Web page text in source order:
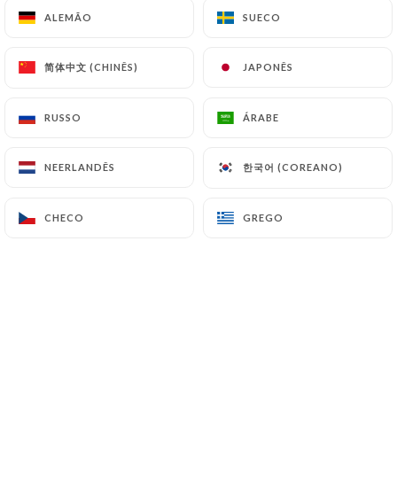
ALEMÃO SUECO
简体中文 (CHINÊS) JAPONÊS
RUSSO ÁRABE
NEERLANDÊS 한국어 (COREANO)
CHECO GREGO
ALEMÃO SUECO
简体中文 (CHINÊS) JAPONÊS
RUSSO ÁRABE
NEERLANDÊS 한국어 (COREANO)
CHECO GREGO